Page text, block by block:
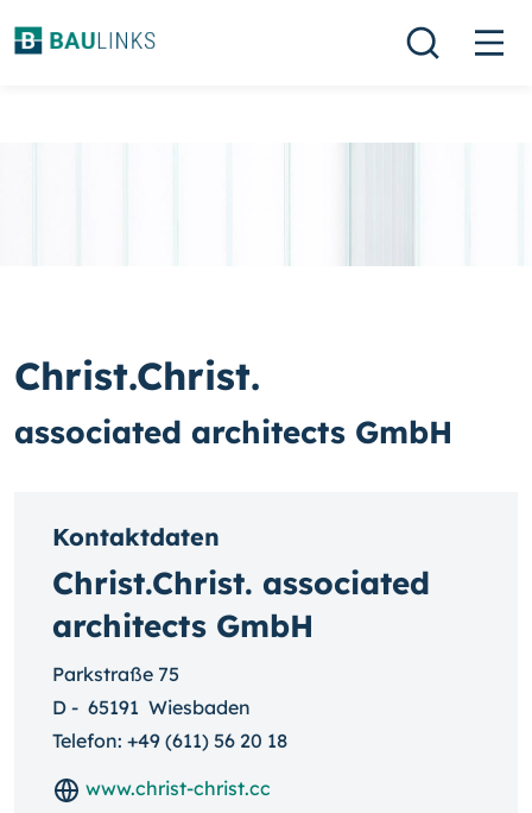
Christ.Christ.
associated architects GmbH
Kontaktdaten
Christ.Christ. associated
architects GmbH
Parkstraße 75
D - 65191 Wiesbaden
Telefon: +49 (611) 56 20 18
www.christ-christ.cc